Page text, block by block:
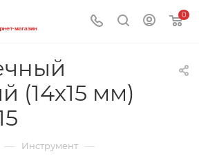
0
(14х15 мм)
— Инструмент —